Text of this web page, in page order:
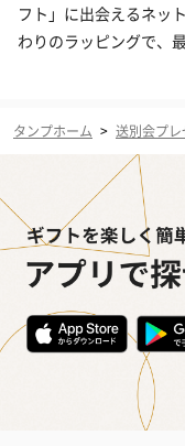
フト」に出会えるネッ
わりのラッピングで、
タンプホーム > 送別会プ